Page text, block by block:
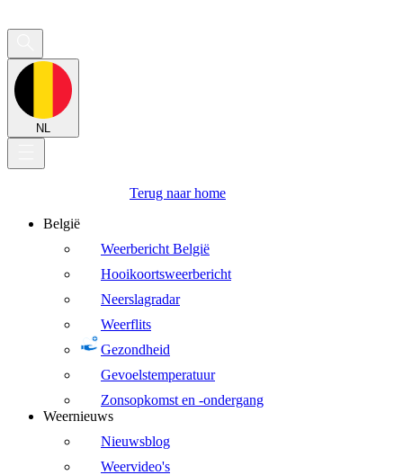
NL
Terug naar home
België
Weerbericht België
Hooikoortsweerbericht
Neerslagradar
Weerflits
Gezondheid
Gevoelstemperatuur
Zonsopkomst en -ondergang
Weernieuws
Nieuwsblog
Weervideo's